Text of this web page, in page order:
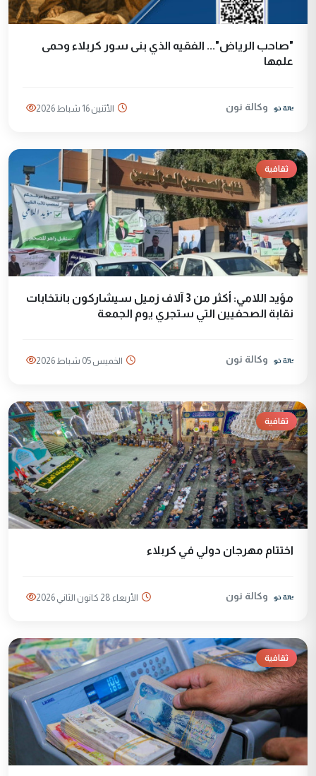
"صاحب الرياض"... الفقيه الذي بنى سور كربلاء وحمى
علمها
وكالة نون الأثنين 16 شباط 2026
ثقافية
مؤيد اللامي: أكثر من 3 آلاف زميل سيشاركون بانتخابات
نقابة الصحفيين التي ستجري يوم الجمعة
وكالة نون الخميس 05 شباط 2026
ثقافية
اختتام مهرجان دولي في كربلاء
وكالة نون الأربعاء 28 كانون الثاني 2026
ثقافية